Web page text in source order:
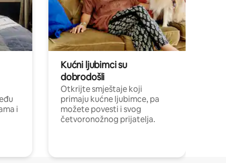
i
Kućni ljubimci su
dobrodošli
Otkrijte smještaje koji
primaju kućne ljubimce, pa
možete povesti i svog
četvoronožnog prijatelja.